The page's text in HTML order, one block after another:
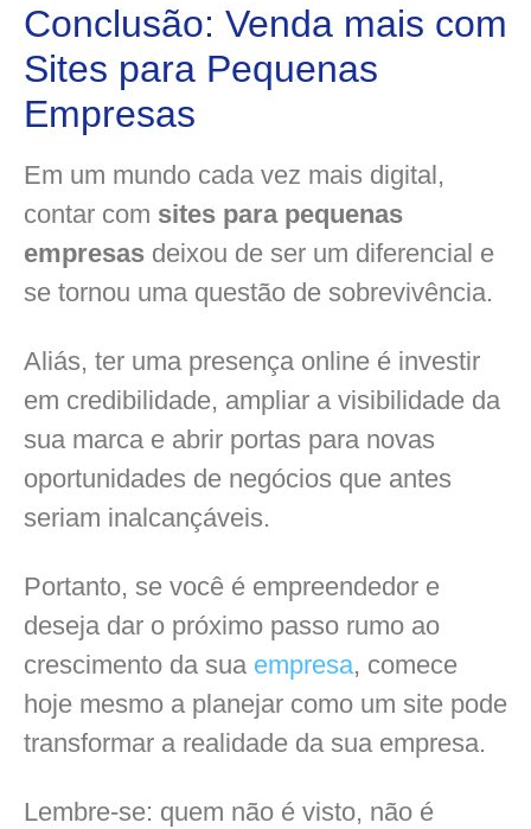
Conclusão: Venda mais com
Sites para Pequenas
Empresas
Em um mundo cada vez mais digital,
contar com sites para pequenas
empresas deixou de ser um diferencial e
se tornou uma questão de sobrevivência.
Aliás, ter uma presença online é investir
em credibilidade, ampliar a visibilidade da
sua marca e abrir portas para novas
oportunidades de negócios que antes
seriam inalcançáveis.
Portanto, se você é empreendedor e
deseja dar o próximo passo rumo ao
crescimento da sua empresa, comece
hoje mesmo a planejar como um site pode
transformar a realidade da sua empresa.
Lembre-se: quem não é visto, não é